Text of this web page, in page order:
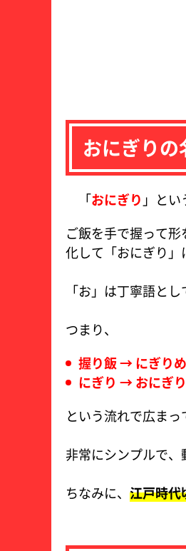
おにぎりの
「おにぎり 」と
ご飯を手で握って
化して「おにぎり」
「お」は丁寧語と
つまり、
握り飯 → にぎり
にぎり → おにぎり
という流れで広まっ
非常にシンプルで、
ちなみに、 江戸時代